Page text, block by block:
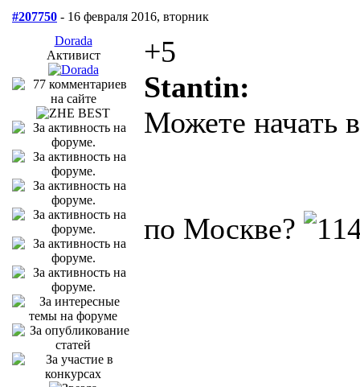
#207750 - 16 февраля 2016, вторник
Dorada
Активист
+5
Stantin:
Можете начать
по Москве?